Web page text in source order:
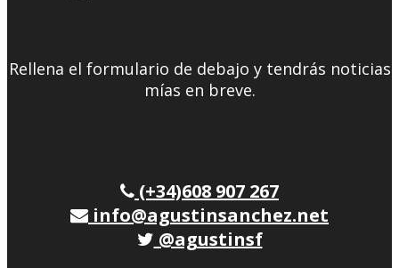
Rellena el formulario de debajo y tendrás noticias
mías en breve.
(+34)608 907 267
info@agustinsanchez.net
@agustinsf